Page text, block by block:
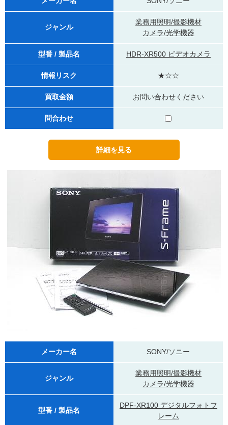
ジャンル
業務用照明/撮影機材
カメラ/光学機器
型番 / 製品名 HDR-XR500 ビデオカメラ
情報リスク ★☆☆
買取金額 お問い合わせください
問合わせ
メーカー名 SONY/ソニー
ジャンル
業務用照明/撮影機材
カメラ/光学機器
型番 / 製品名
DPF-XR100 デジタルフォトフ
レーム